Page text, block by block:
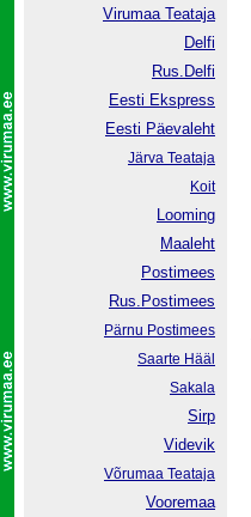
Virumaa Teataja
Delfi
Rus.Delfi
Eesti Ekspress
Eesti Päevaleht
Järva Teataja
Koit
Looming
Maaleht
Postimees
Rus.Postimees
Pärnu Postimees
Saarte Hääl
Sakala
Sirp
Videvik
Võrumaa Teataja
Vooremaa